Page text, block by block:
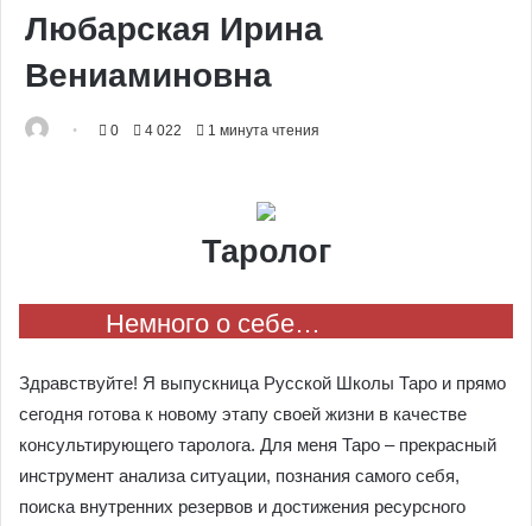
Любарская Ирина
Вениаминовна
0 4 022 1 минута чтения
Таролог
Немного о себе…
Здравствуйте! Я выпускница Русской Школы Таро и прямо
сегодня готова к новому этапу своей жизни в качестве
консультирующего таролога. Для меня Таро – прекрасный
инструмент анализа ситуации, познания самого себя,
поиска внутренних резервов и достижения ресурсного